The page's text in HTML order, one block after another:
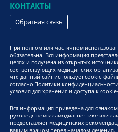
КОНТАКТЫ
Обратная связь
При полном или частичном
обязательна. Вся информация
целях и получена из открытых
соответствующих медицинских
что данный сайт использует cookie-
согласно Политики
условия для хранения и доступа к
Вся информация приведена для
руководством к самодиагностике или
предоставляет медицинских
вашим врачом перед началом лечения.